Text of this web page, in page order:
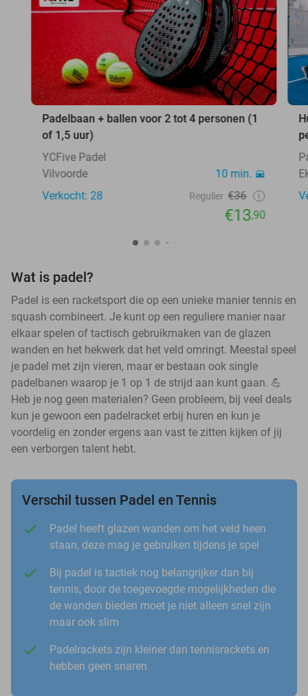
Padelbaan + ballen voor 2 tot 4 personen (1
of 1,5 uur)
YCFive Padel
Vilvoorde
10 min.
Verkocht: 28
Regulier €36
€13,90
Wat is padel?
Padel is een racketsport die op een unieke manier tennis en
squash combineert. Je kunt op een reguliere manier naar
elkaar spelen of tactisch gebruikmaken van de glazen
wanden en het hekwerk dat het veld omringt. Meestal speel
je padel met zijn vieren, maar er bestaan ook single
padelbanen waarop je 1 op 1 de strijd aan kunt gaan. 💪
Heb je nog geen materialen? Geen probleem, bij veel deals
kun je gewoon een padelracket erbij huren en kun je
voordelig en zonder ergens aan vast te zitten kijken of jij
een verborgen talent hebt.
Verschil tussen Padel en Tennis
Padel heeft glazen wanden om het veld heen
staan, deze mag je gebruiken tijdens je spel
Bij padel is tactiek nog belangrijker dan bij
tennis, door de toegevoegde mogelijkheden die
de wanden bieden moet je niet alleen snel zijn
maar ook slim
Padelrackets zijn kleiner dan tennisrackets en
hebben geen snaren